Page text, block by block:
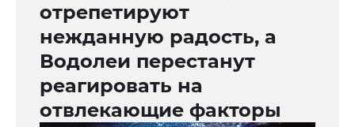
отрепетируют
нежданную радость, а
Водолеи перестанут
реагировать на
отвлекающие факторы